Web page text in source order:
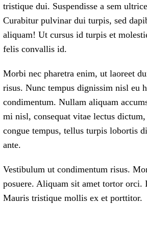
tristique dui. Suspendisse a sem
Curabitur pulvinar dui turpis, sed
aliquam! Ut cursus id turpis et
felis convallis id.
Morbi nec pharetra enim, ut laoreet
risus. Nunc tempus dignissim nisl eu
condimentum. Nullam aliquam
mi nisl, consequat vitae lectus
congue tempus, tellus turpis lobortis
ante.
Vestibulum ut condimentum risus.
posuere. Aliquam sit amet tortor
Mauris tristique mollis ex et porttitor.